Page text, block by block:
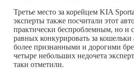
Третье место за корейцем KIA
эксперты также посчитали этот
практически беспроблемным, но и
равных конкурировать за
более признанными и дорогими
четыре небольших недочета
таки отметили.